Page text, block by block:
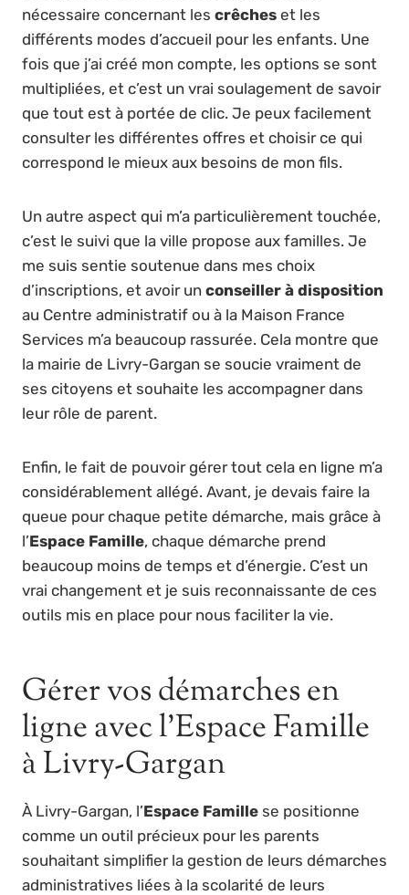
nécessaire concernant les crêches et les
différents modes d’accueil pour les enfants. Une
fois que j’ai créé mon compte, les options se sont
multipliées, et c’est un vrai soulagement de savoir
que tout est à portée de clic. Je peux facilement
consulter les différentes offres et choisir ce qui
correspond le mieux aux besoins de mon fils.
Un autre aspect qui m’a particulièrement touchée,
c’est le suivi que la ville propose aux familles. Je
me suis sentie soutenue dans mes choix
d’inscriptions, et avoir un conseiller à disposition
au Centre administratif ou à la Maison France
Services m’a beaucoup rassurée. Cela montre que
la mairie de Livry-Gargan se soucie vraiment de
ses citoyens et souhaite les accompagner dans
leur rôle de parent.
Enfin, le fait de pouvoir gérer tout cela en ligne m’a
considérablement allégé. Avant, je devais faire la
queue pour chaque petite démarche, mais grâce à
l’Espace Famille, chaque démarche prend
beaucoup moins de temps et d’énergie. C’est un
vrai changement et je suis reconnaissante de ces
outils mis en place pour nous faciliter la vie.
Gérer vos démarches en
ligne avec l’Espace Famille
à Livry-Gargan
À Livry-Gargan, l’Espace Famille se positionne
comme un outil précieux pour les parents
souhaitant simplifier la gestion de leurs démarches
administratives liées à la scolarité de leurs